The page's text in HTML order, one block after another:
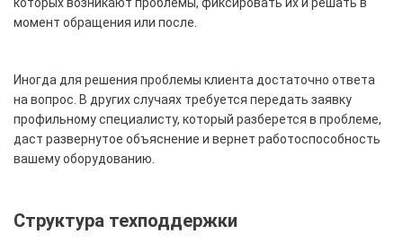
момент обращения или после.
Иногда для решения проблемы клиента достаточно ответа
на вопрос. В других случаях требуется передать заявку
профильному специалисту, который разберется в проблеме,
даст развернутое объяснение и вернет работоспособность
вашему оборудованию.
Структура техподдержки